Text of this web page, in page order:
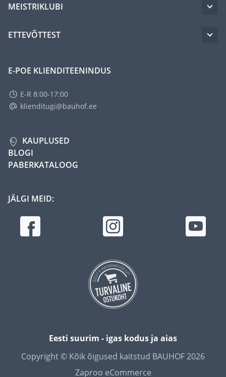
MEISTRIKLUBI
ETTEVÕTTEST
E-POE KLIENDITEENINDUS
E-R 8:00-17:00
klienditugi@bauhof.ee
KAUPLUSED
BLOGI
PABERKATALOOG
JÄLGI MEID:
Eesti suurim - igas kodus ja aias
Copyright © Kõik õigused kaitstud BAUHOF 2026
Zaproo eCommerce